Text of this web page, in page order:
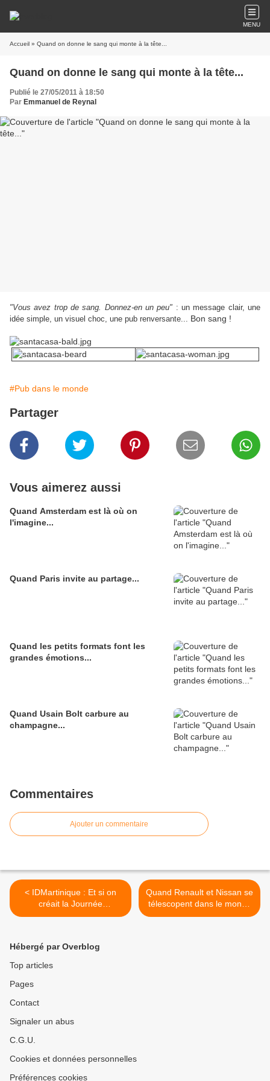
MENU
Accueil » Quand on donne le sang qui monte à la tête...
Quand on donne le sang qui monte à la tête...
Publié le 27/05/2011 à 18:50
Par Emmanuel de Reynal
"Vous avez trop de sang. Donnez-en un peu" : un message clair, une
idée simple, un visuel choc, une pub renversante... Bon sang !
#Pub dans le monde
Partager
Vous aimerez aussi
Quand Amsterdam est là où on
l'imagine...
Quand Paris invite au partage...
Quand les petits formats font les
grandes émotions...
Quand Usain Bolt carbure au
champagne...
Commentaires
Ajouter un commentaire
< IDMartinique : Et si on
créait la Journée
Entreprises Ouvertes ?
Quand Renault et Nissan se
télescopent dans le monde
électrique... >
Hébergé par Overblog
Top articles
Pages
Contact
Signaler un abus
C.G.U.
Cookies et données personnelles
Préférences cookies